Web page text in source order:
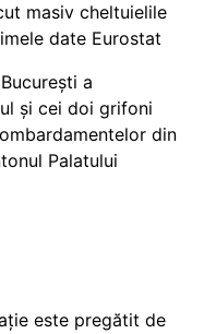
masiv cheltuielile
date Eurostat
a
și cei doi grifoni
din
Palatului
este pregătit de